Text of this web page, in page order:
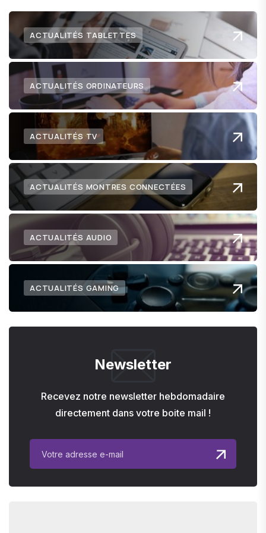
ACTUALITÉS TABLETTES
ACTUALITÉS ORDINATEURS
ACTUALITÉS TV
ACTUALITÉS MONTRES CONNECTÉES
ACTUALITÉS AUDIO
ACTUALITÉS GAMING
Newsletter
Recevez notre newsletter hebdomadaire
directement dans votre boite mail !